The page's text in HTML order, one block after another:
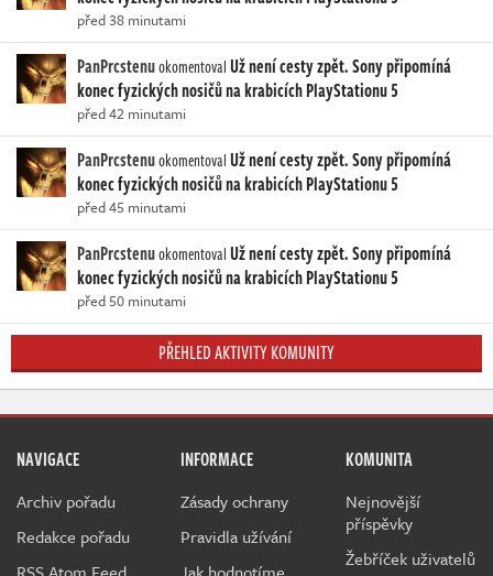
před 38 minutami
PanPrcstenuokomentovalUž není cesty zpět. Sony připomíná
konec fyzických nosičů na krabicích PlayStationu 5
před 42 minutami
PanPrcstenuokomentovalUž není cesty zpět. Sony připomíná
konec fyzických nosičů na krabicích PlayStationu 5
před 45 minutami
PanPrcstenuokomentovalUž není cesty zpět. Sony připomíná
konec fyzických nosičů na krabicích PlayStationu 5
před 50 minutami
PŘEHLED AKTIVITY KOMUNITY
NAVIGACE
Archiv pořadu
Redakce pořadu
INFORMACE
Zásady ochrany
Pravidla užívání
KOMUNITA
Nejnovější
příspěvky
Žebříček uživatelů